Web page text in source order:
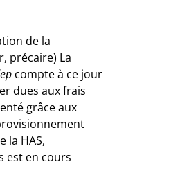
de la
précaire) La
compte à ce jour
dues aux frais
grâce aux
la HAS,
est en cours